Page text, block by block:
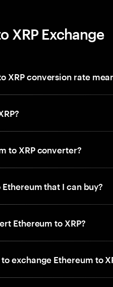
XRP Exchange
XRP conversion rate
to XRP converter?
that I can buy?
Ethereum to XRP?
exchange Ethereum to